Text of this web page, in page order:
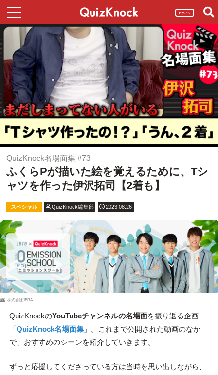
ログイン
QuizKnock名場面集 #73
ふくらPが描いた絵を覚えるために、Tシ
ャツを作った伊沢拓司【2着も】
スペシャル QuizKnock編集部 2023.08.26
PR 株式会社JERA
QuizKnockのYouTubeチャンネルの名場面を振り返る企画
「QuizKnock名場面集」。これまで公開された動画のなか
で、おすすめのシーンを紹介していきます。
ずっと応援してくださっている方は当時を思い出しながら、